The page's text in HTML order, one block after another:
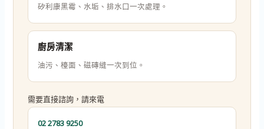
矽利康黑霉、水垢、排水口一次處理。
廚房清潔
油污、檯面、磁磚縫一次到位。
需要直接諮詢，請來電
02 2783 9250